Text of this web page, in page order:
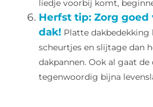
liedje voorbij komt,
Herfst tip: Zorg
dak! Platte dakbedekking
scheurtjes en slijtage dan
dakpannen. Ook al gaat
tegenwoordig bijna